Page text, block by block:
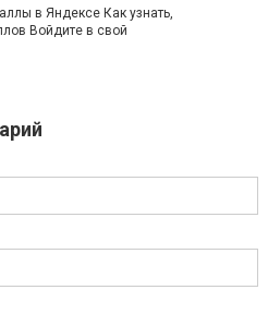
в Яндексе Как узнать,
Войдите в свой